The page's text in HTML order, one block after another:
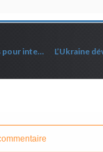
Etats-Unis : Un pas de plus pour interdire la Bible